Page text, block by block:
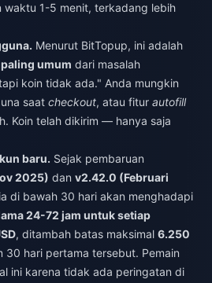
waktu 1-5 menit, terkadang lebih
Menurut BitTopup, ini adalah
umum dari masalah
koin tidak ada." Anda mungkin
saat checkout, atau fitur autofill
Koin telah dikirim — hanya saja
baru. Sejak pembaruan
2025) dan v2.42.0 (Februari
di bawah 30 hari akan menghadapi
24-72 jam untuk setiap
, ditambah batas maksimal 6.250
30 hari pertama tersebut. Pemain
ini karena tidak ada peringatan di